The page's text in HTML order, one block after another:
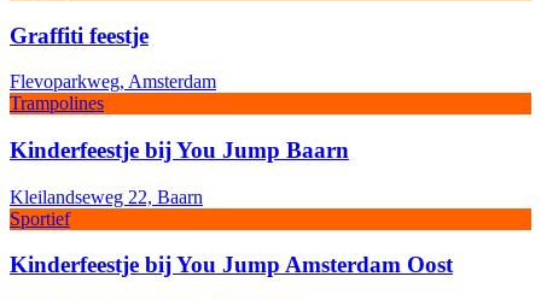
Graffiti feestje
Flevoparkweg, Amsterdam
Trampolines
Kinderfeestje bij You Jump Baarn
Kleilandseweg 22, Baarn
Sportief
Kinderfeestje bij You Jump Amsterdam Oost